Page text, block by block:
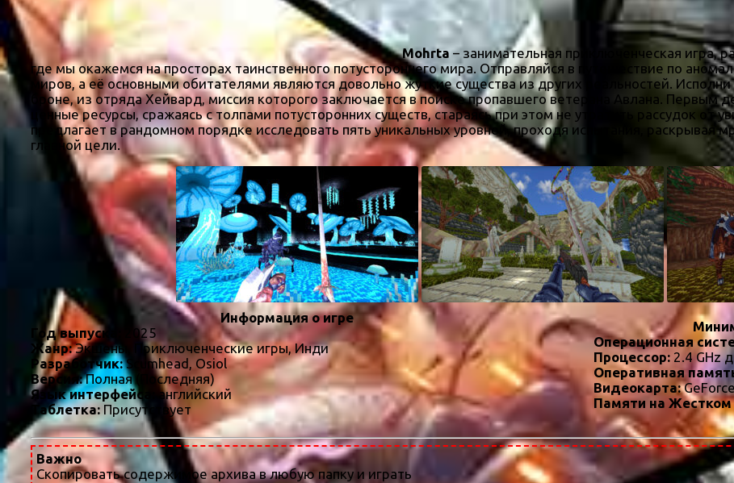
Mohrta – занимательная приключенческая игра,
где мы окажемся на просторах таинственного потустороннего мира. Отправляйся в путешествие по
миров, а её основными обитателями являются довольно жуткие существа из других реальностей.
броне, из отряда Хейвард, миссия которого заключается в поиске пропавшего ветерана Авлана. Первым
ценные ресурсы, сражаясь с толпами потусторонних существ, стараясь при этом не утратить рассудок от
предлагает в рандомном порядке исследовать пять уникальных уровней, проходя испытания, раскрывая
главной цели.
Информация о игре
Год выпуска:
2025
Жанр:Экшены, Приключенческие игры, Инди
Разработчик:Scumhead, Osiol
Версия:Полная (Последняя)
Язык интерфейса:
английский
Таблетка: Присутствует
Операционная
Процессор: 2.4 GHz
Оперативная
Видеокарта:
Памяти на
Важно
Скопировать содержимое архива в любую папку и играть